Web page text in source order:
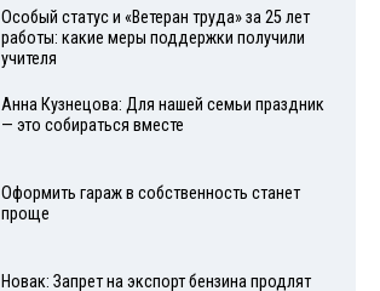
Особый статус и «Ветеран труда» за 25 лет
работы: какие меры поддержки получили
учителя
Анна Кузнецова: Для нашей семьи праздник
— это собираться вместе
Оформить гараж в собственность станет
проще
Новак: Запрет на экспорт бензина продлят